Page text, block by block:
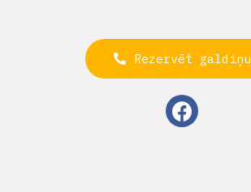
Rezervēt galdiņu